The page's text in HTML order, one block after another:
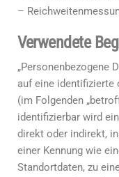
–
Verwendete
„Personenbezogene
auf eine identifizierte
(im Folgenden
identifizierbar wird
direkt oder indirekt,
einer Kennung wie
Standortdaten, zu